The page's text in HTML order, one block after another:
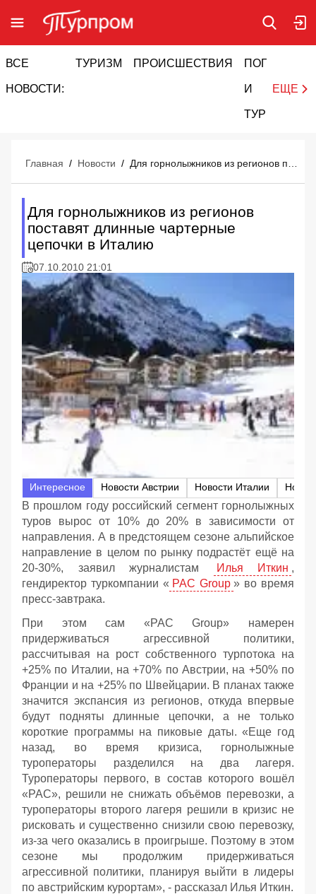
ВСЕ
НОВОСТИ:
ТУРИЗМ ПРОИСШЕСТВИЯ ПОГОДА
И
ТУРИЗМ
ЕЩЕ
Главная / Новости /
Для горнолыжников из регионов
поставят длинные чартерные
цепочки в Италию
07.10.2010 21:01
Интересное Новости Австрии Новости Италии
В прошлом году российский сегмент горнолыжных
туров вырос от 10% до 20% в зависимости от
направления. А в предстоящем сезоне альпийское
направление в целом по рынку подрастёт ещё на
20-30%, заявил журналистам
Илья Иткин ,
гендиректор туркомпании « PAC Group » во время
пресс-завтрака.
При этом сам «PAC Group» намерен
придерживаться агрессивной политики,
рассчитывая на рост собственного турпотока на
+25% по Италии, на +70% по Австрии, на +50% по
Франции и на +25% по Швейцарии. В планах также
значится экспансия из регионов, откуда впервые
будут подняты длинные цепочки, а не только
короткие программы на пиковые даты. «Еще год
назад, во время кризиса, горнолыжные
туроператоры разделился на два лагеря.
Туроператоры первого, в состав которого вошёл
«PAC», решили не снижать объёмов перевозки, а
туроператоры второго лагеря решили в кризис не
рисковать и существенно снизили свою перевозку,
из-за чего оказались в проигрыше. Поэтому в этом
сезоне мы продолжим придерживаться
агрессивной политики, планируя выйти в лидеры
по австрийским курортам», - рассказал Илья Иткин.